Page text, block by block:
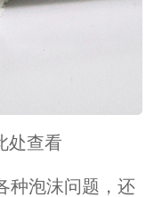
处查看
种泡沫问题，还